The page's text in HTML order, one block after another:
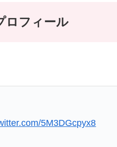
ロフィール
5M3DGcpyx8